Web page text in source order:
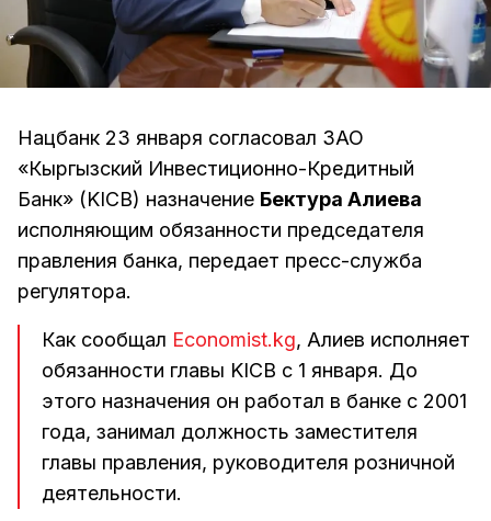
Нацбанк 23 января согласовал ЗАО
«Кыргызский Инвестиционно-Кредитный
Банк» (KICB) назначение Бектура Алиева
исполняющим обязанности председателя
правления банка, передает пресс-служба
регулятора.
Как сообщал Economist.kg, Алиев исполняет
обязанности главы KICB с 1 января. До
этого назначения он работал в банке с 2001
года, занимал должность заместителя
главы правления, руководителя розничной
деятельности.